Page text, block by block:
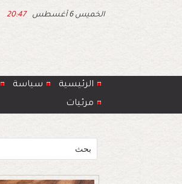
الخميس 6 أغسطس 20:47
الرئيسية سياسة
مرئيات